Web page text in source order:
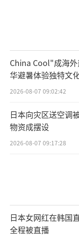
China Cool"成海
华避暑体验独特文
2026-08-07 09:02:42
日本向灾区送空调
物资成摆设
2026-08-07 09:17:28
日本女网红在韩国
全程被直播